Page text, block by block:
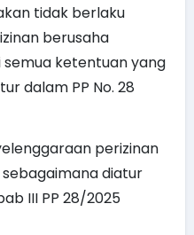
tidak berlaku
berusaha
ketentuan yang
dalam PP No. 28
perizinan
diatur
III PP 28/2025